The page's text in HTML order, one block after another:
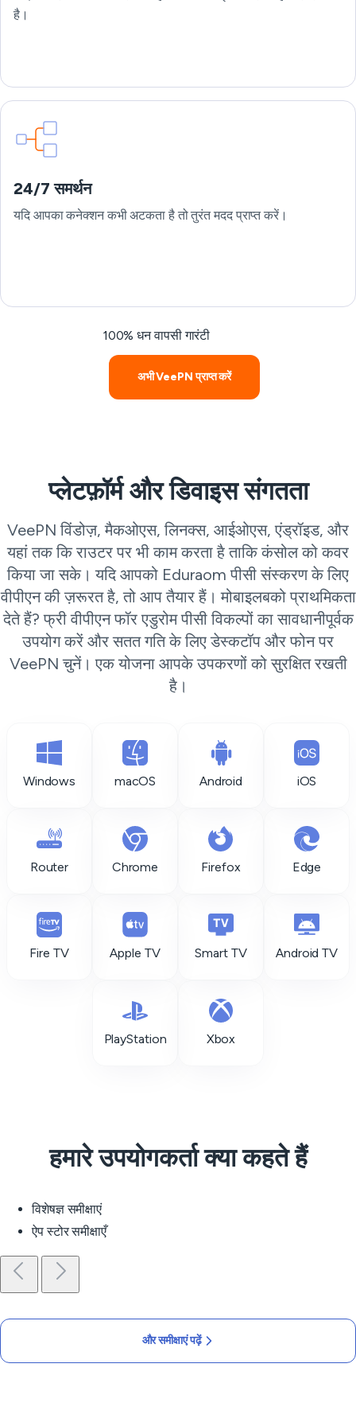
है।
24/7 समर्थन
यदि आपका कनेक्शन कभी अटकता है तो तुरंत मदद प्राप्त करें।
100% धन वापसी गारंटी
अभी VeePN प्राप्त करें
प्लेटफ़ॉर्म और डिवाइस संगतता
VeePN विंडोज़, मैकओएस, लिनक्स, आईओएस, एंड्रॉइड, और
यहां तक कि राउटर पर भी काम करता है ताकि कंसोल को कवर
किया जा सके। यदि आपको Eduraom पीसी संस्करण के लिए
वीपीएन की ज़रूरत है, तो आप तैयार हैं। मोबाइलबको प्राथमिकता
देते हैं? फ्री वीपीएन फॉर एडुरोम पीसी विकल्पों का सावधानीपूर्वक
उपयोग करें और सतत गति के लिए डेस्कटॉप और फोन पर
VeePN चुनें। एक योजना आपके उपकरणों को सुरक्षित रखती
है।
Windows macOS Android iOS
Router Chrome Firefox Edge
Fire TV Apple TV Smart TV Android TV
PlayStation Xbox
हमारे उपयोगकर्ता क्या कहते हैं
विशेषज्ञ समीक्षाएं
ऐप स्टोर समीक्षाएँ
और समीक्षाएं पढ़ें